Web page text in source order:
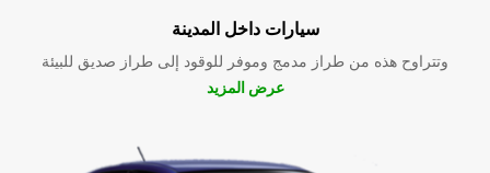
سيارات داخل المدينة
وتتراوح هذه من طراز مدمج وموفر للوقود إلى طراز صديق للبيئة
عرض المزيد